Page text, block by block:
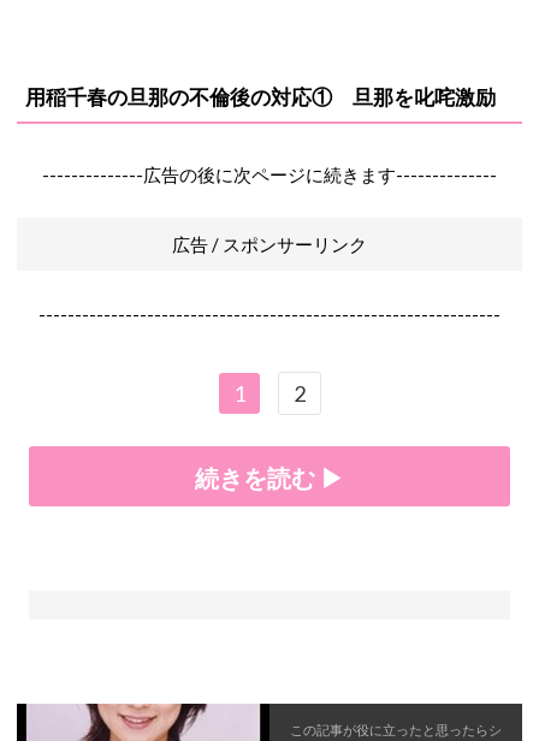
用稲千春の旦那の不倫後の対応① 旦那を叱咤激励
--------------広告の後に次ページに続きます--------------
広告 / スポンサーリンク
----------------------------------------------------------------
1 2
続きを読む ▶
この記事が役に立ったと思ったらシ